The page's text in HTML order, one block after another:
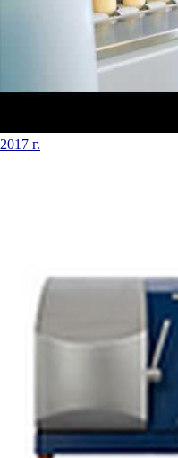
2017 г.